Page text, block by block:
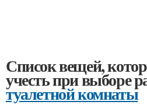
Список вещей,
учесть при выборе
туалетной комнаты